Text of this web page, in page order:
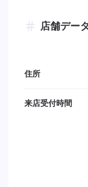
店舗デー
住所
来店受付時間